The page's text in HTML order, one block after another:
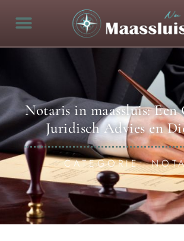
Notaris in maassluis: Een
Juridisch Advies en
CATEGORIE: